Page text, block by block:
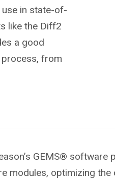
in state-of-
like the Diff2
a good
process, from
GEMS®
modules, optimizing